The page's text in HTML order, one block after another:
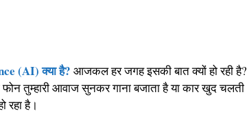
(AI) क्या है? आजकल हर जगह इसकी बात क्यों हो रही है?
तुम्हारी आवाज सुनकर गाना बजाता है या कार खुद चलती
है।